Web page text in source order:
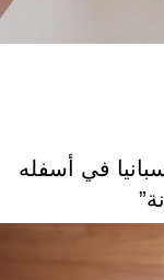
في أسفله